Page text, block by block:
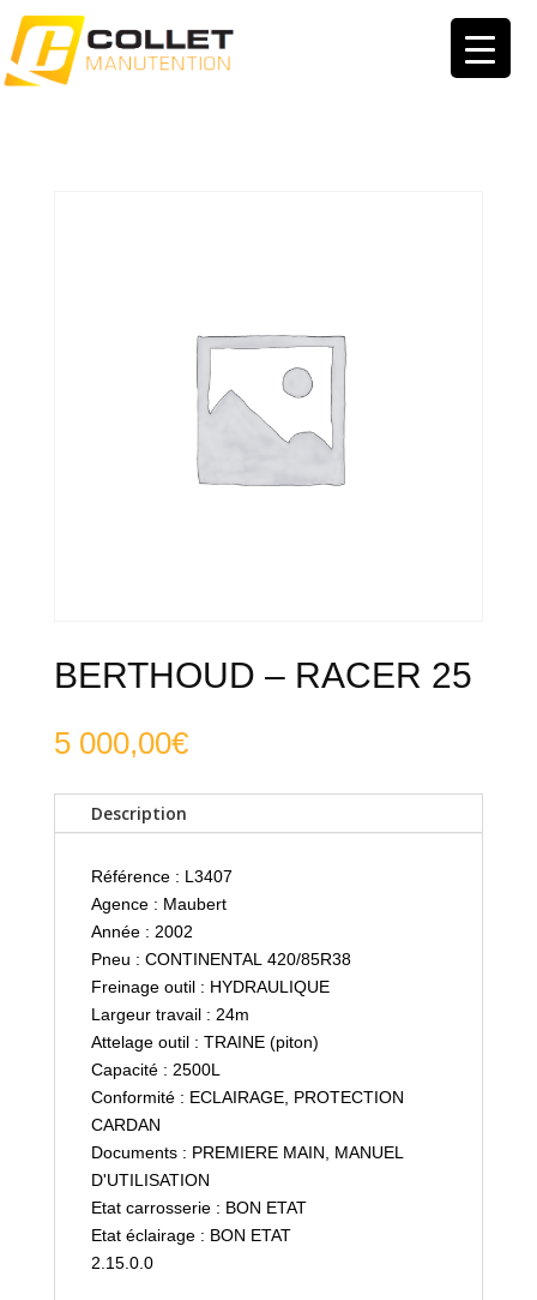
BERTHOUD – RACER 25
5 000,00€
Description
Référence : L3407
Agence : Maubert
Année : 2002
Pneu : CONTINENTAL 420/85R38
Freinage outil : HYDRAULIQUE
Largeur travail : 24m
Attelage outil : TRAINE (piton)
Capacité : 2500L
Conformité : ECLAIRAGE, PROTECTION
CARDAN
Documents : PREMIERE MAIN, MANUEL
D'UTILISATION
Etat carrosserie : BON ETAT
Etat éclairage : BON ETAT
2.15.0.0